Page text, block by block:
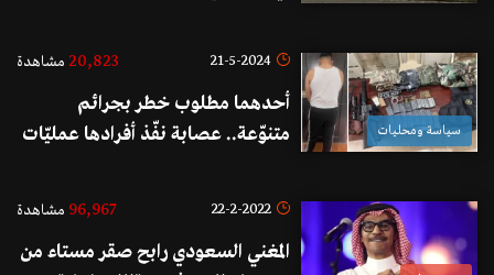
سياسة ومحليات
21-5-2024
20,823 مشاهدة
أحدهما مطلوب خطر بجرائم
متنوّعة.. عصابة نفّذ أفرادها عمليّات
اتّصالات!
22-2-2022
96,967 مشاهدة
المغني السعودي رابح صقر مستاء من